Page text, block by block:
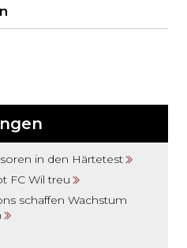
in den Härtetest
FC Wil treu
schaffen Wachstum